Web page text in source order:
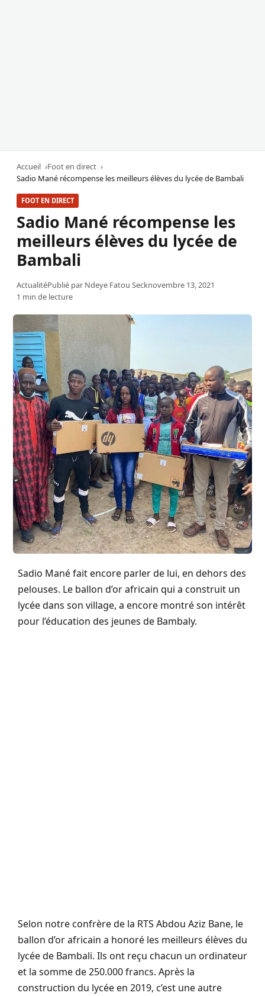
Accueil
Foot en direct
Sadio Mané récompense les meilleurs élèves du lycée de Bambali
FOOT EN DIRECT
Sadio Mané récompense les
meilleurs élèves du lycée de
Bambali
ActualitéPublié par Ndeye Fatou Secknovembre 13, 2021
1 min de lecture
Sadio Mané fait encore parler de lui, en dehors des
pelouses. Le ballon d’or africain qui a construit un
lycée dans son village, a encore montré son intérêt
pour l’éducation des jeunes de Bambaly.
Selon notre confrère de la RTS Abdou Aziz Bane, le
ballon d’or africain a honoré les meilleurs élèves du
lycée de Bambali. Ils ont reçu chacun un ordinateur
et la somme de 250.000 francs. Après la
construction du lycée en 2019, c’est une autre